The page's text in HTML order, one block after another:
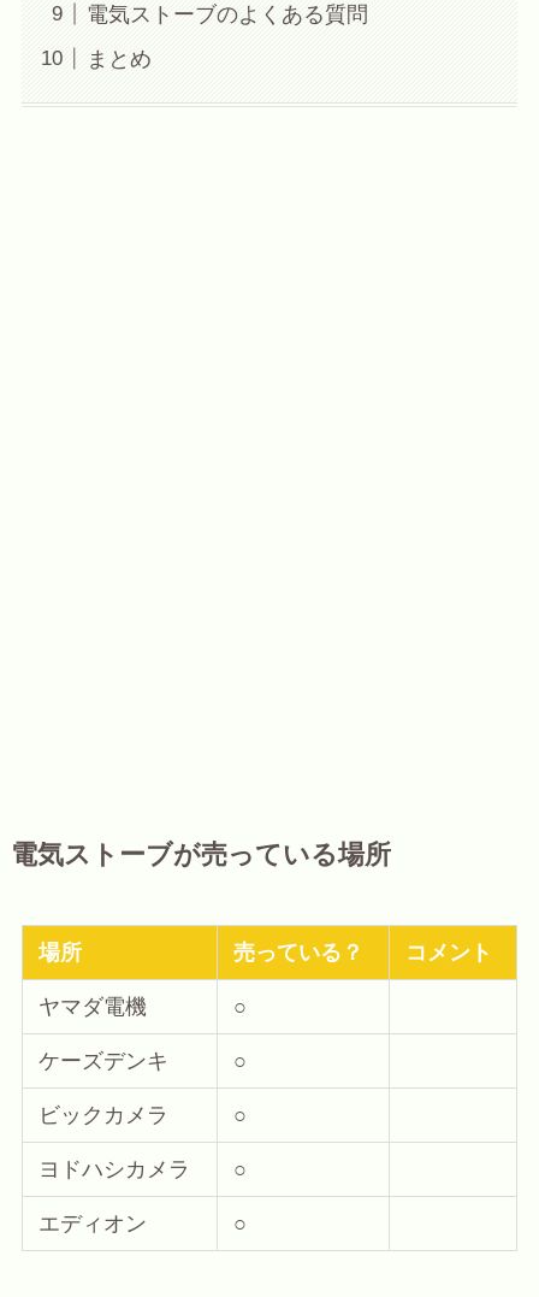
電気ストーブのよくある質問
まとめ
電気ストーブが売っている場所
場所 売っている？ コメント
ヤマダ電機 ○
ケーズデンキ ○
ビックカメラ ○
ヨドハシカメラ ○
エディオン ○